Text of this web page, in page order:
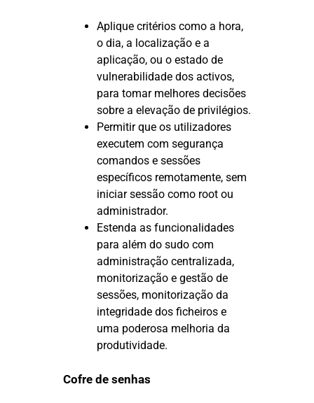
Aplique critérios como a hora,
o dia, a localização e a
aplicação, ou o estado de
vulnerabilidade dos activos,
para tomar melhores decisões
sobre a elevação de privilégios.
Permitir que os utilizadores
executem com segurança
comandos e sessões
específicos remotamente, sem
iniciar sessão como root ou
administrador.
Estenda as funcionalidades
para além do sudo com
administração centralizada,
monitorização e gestão de
sessões, monitorização da
integridade dos ficheiros e
uma poderosa melhoria da
produtividade.
Cofre de senhas